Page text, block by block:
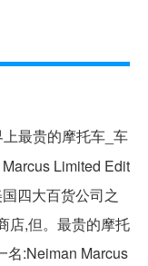
最贵的摩托车_车
Limited Edit
四大百货公司之
店,但。最贵的摩托
名:Neiman Marcus